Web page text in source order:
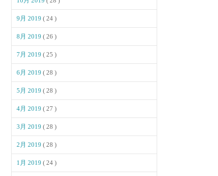
9月 2019( 24 )
8月 2019( 26 )
7月 2019( 25 )
6月 2019( 28 )
5月 2019( 28 )
4月 2019( 27 )
3月 2019( 28 )
2月 2019( 28 )
1月 2019( 24 )